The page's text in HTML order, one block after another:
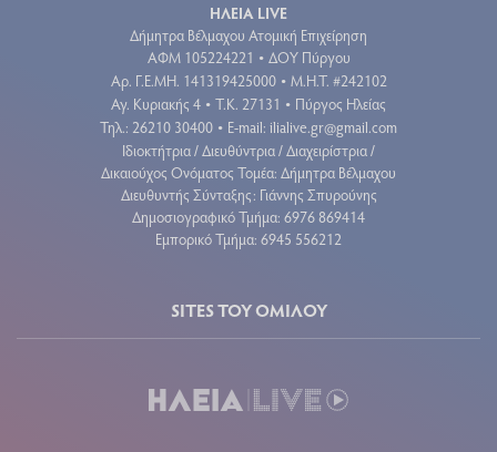
ΗΛΕΙΑ LIVE
Δήμητρα Βέλμαχου Ατομική Επιχείρηση
ΑΦΜ 105224221 • ΔΟΥ Πύργου
Aρ. Γ.Ε.ΜΗ. 141319425000 • Μ.Η.Τ. #242102
Αγ. Κυριακής 4 • Τ.Κ. 27131 • Πύργος Ηλείας
Τηλ.: 26210 30400 • E-mail: ilialive.gr@gmail.com
Ιδιοκτήτρια / Διευθύντρια / Διαχειρίστρια /
Δικαιούχος Ονόματος Τομέα: Δήμητρα Βέλμαχου
Διευθυντής Σύνταξης: Γιάννης Σπυρούνης
Δημοσιογραφικό Τμήμα: 6976 869414
Εμπορικό Τμήμα: 6945 556212
SITES ΤΟΥ ΟΜΙΛΟΥ